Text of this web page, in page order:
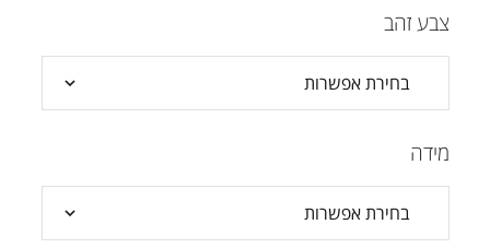
צבע זהב
מידה